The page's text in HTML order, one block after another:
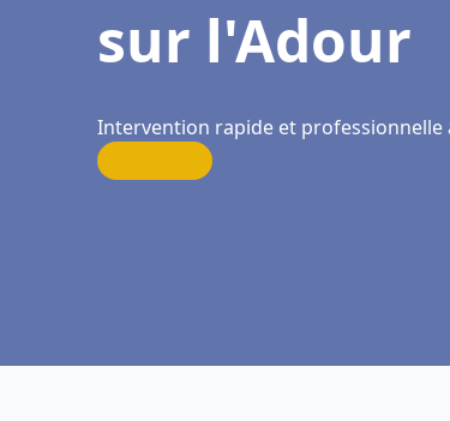
sur l'Adour
Intervention rapide et professionnelle